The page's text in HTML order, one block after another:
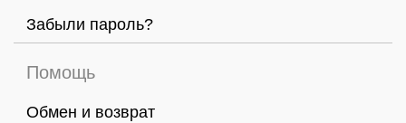
Забыли пароль?
Помощь
Обмен и возврат